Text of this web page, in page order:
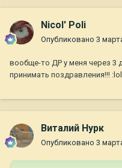
Nicol' Poli
Опубликовано 3
вообще-то ДР у меня через 3
принимать поздравления!!!
Виталий Нурк
Опубликовано 3